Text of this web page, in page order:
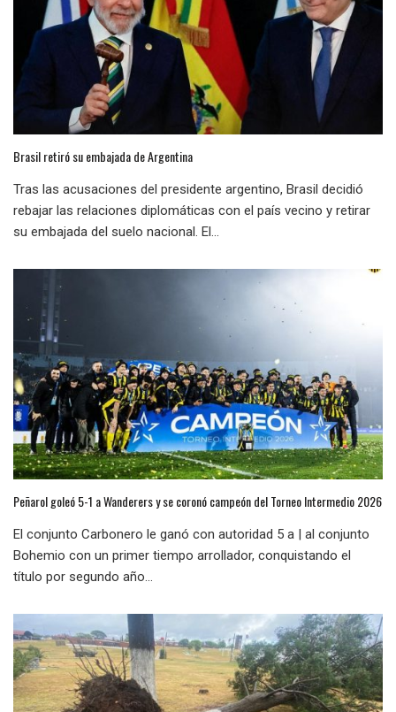
Brasil retiró su embajada de Argentina
Tras las acusaciones del presidente argentino, Brasil decidió
rebajar las relaciones diplomáticas con el país vecino y retirar
su embajada del suelo nacional. El...
Peñarol goleó 5-1 a Wanderers y se coronó campeón del Torneo Intermedio 2026
El conjunto Carbonero le ganó con autoridad 5 a | al conjunto
Bohemio con un primer tiempo arrollador, conquistando el
título por segundo año...